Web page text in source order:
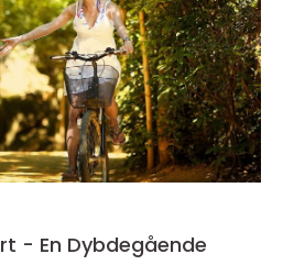
- En Dybdegående